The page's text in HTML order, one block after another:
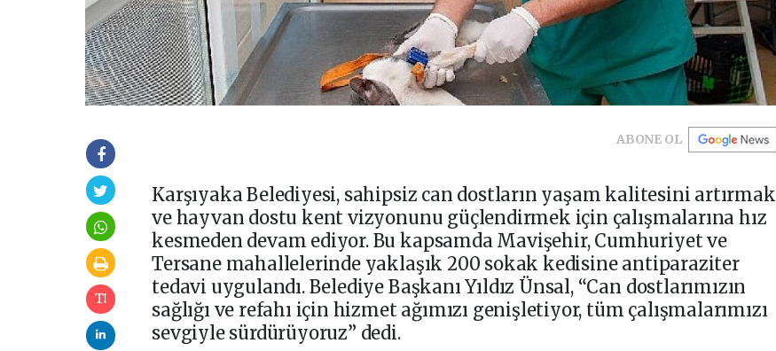
ABONE OL
Karşıyaka Belediyesi, sahipsiz can dostların yaşam kalitesini artırmak
ve hayvan dostu kent vizyonunu güçlendirmek için çalışmalarına hız
kesmeden devam ediyor. Bu kapsamda Mavişehir, Cumhuriyet ve
Tersane mahallelerinde yaklaşık 200 sokak kedisine antiparaziter
tedavi uygulandı. Belediye Başkanı Yıldız Ünsal, “Can dostlarımızın
sağlığı ve refahı için hizmet ağımızı genişletiyor, tüm çalışmalarımızı
sevgiyle sürdürüyoruz” dedi.